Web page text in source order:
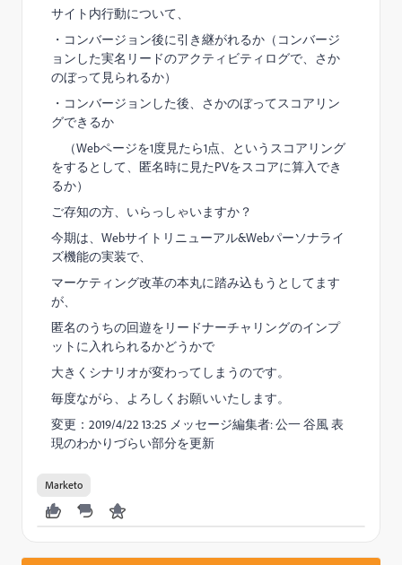
サイト内行動について、
・コンバージョン後に引き継がれるか（コンバージ
ョンした実名リードのアクティビティログで、さか
のぼって見られるか）
・コンバージョンした後、さかのぼってスコアリン
グできるか
（Webページを1度見たら1点、というスコアリング
をするとして、匿名時に見たPVをスコアに算入でき
るか）
ご存知の方、いらっしゃいますか？
今期は、Webサイトリニューアル&Webパーソナライ
ズ機能の実装で、
マーケティング改革の本丸に踏み込もうとしてます
が、
匿名のうちの回遊をリードナーチャリングのインプ
ットに入れられるかどうかで
大きくシナリオが変わってしまうのです。
毎度ながら、よろしくお願いいたします。
変更：2019/4/22 13:25 メッセージ編集者: 公一 谷風 表
現のわかりづらい部分を更新
Marketo